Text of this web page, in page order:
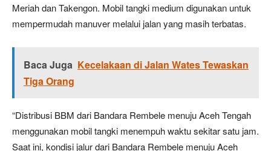
Meriah dan Takengon. Mobil tangki medium digunakan untuk
mempermudah manuver melalui jalan yang masih terbatas.
Baca Juga Kecelakaan di Jalan Wates Tewaskan
Tiga Orang
“Distribusi BBM dari Bandara Rembele menuju Aceh Tengah
menggunakan mobil tangki menempuh waktu sekitar satu jam.
Saat ini, kondisi jalur dari Bandara Rembele menuju Aceh